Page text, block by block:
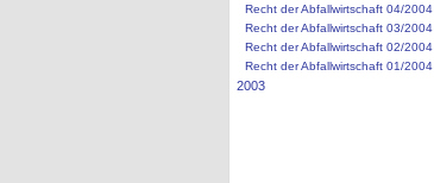
Recht der Abfallwirtschaft 04/2004
Recht der Abfallwirtschaft 03/2004
Recht der Abfallwirtschaft 02/2004
Recht der Abfallwirtschaft 01/2004
2003